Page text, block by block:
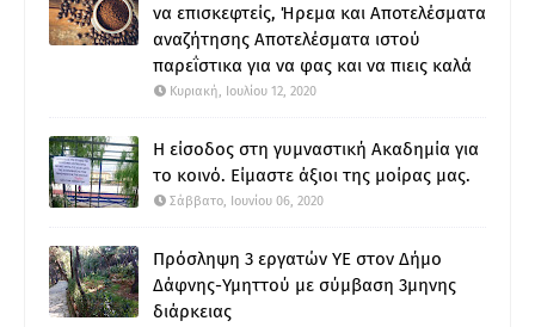
να επισκεφτείς, Ήρεμα και Αποτελέσματα
αναζήτησης Αποτελέσματα ιστού
παρεΐστικα για να φας και να πιεις καλά
Κυριακή, Ιουλίου 12, 2020
Η είσοδος στη γυμναστική Ακαδημία για
το κοινό. Είμαστε άξιοι της μοίρας μας.
Σάββατο, Ιουνίου 06, 2020
Πρόσληψη 3 εργατών ΥΕ στον Δήμο
Δάφνης-Υμηττού με σύμβαση 3μηνης
διάρκειας